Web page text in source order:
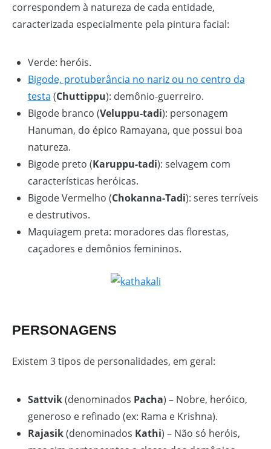
correspondem à natureza de cada entidade,
caracterizada especialmente pela pintura facial:
Verde: heróis.
Bigode, protuberância no nariz ou no centro da
testa (Chuttippu): demônio-guerreiro.
Bigode branco (Veluppu-tadi): personagem
Hanuman, do épico Ramayana, que possui boa
natureza.
Bigode preto (Karuppu-tadi): selvagem com
características heróicas.
Bigode Vermelho (Chokanna-Tadi): seres terríveis
e destrutivos.
Maquiagem preta: moradores das florestas,
caçadores e demônios femininos.
PERSONAGENS
Existem 3 tipos de personalidades, em geral:
Sattvik(denominados Pacha) – Nobre, heróico,
generoso e refinado (ex: Rama e Krishna).
Rajasik(denominados Kathi) – Não só heróis,